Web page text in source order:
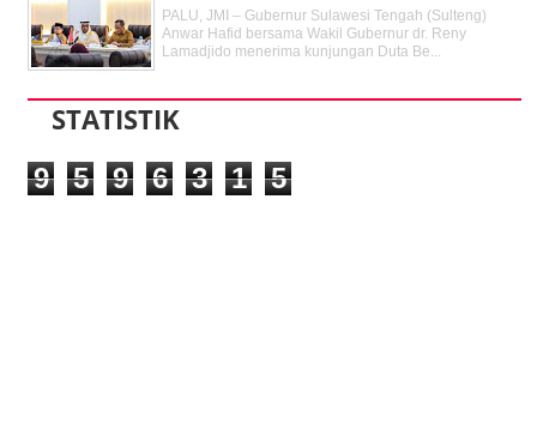
PALU, JMI – Gubernur Sulawesi Tengah (Sulteng)
Anwar Hafid bersama Wakil Gubernur dr. Reny
Lamadjido menerima kunjungan Duta Be...
STATISTIK
9 5 9 6 3 1 5